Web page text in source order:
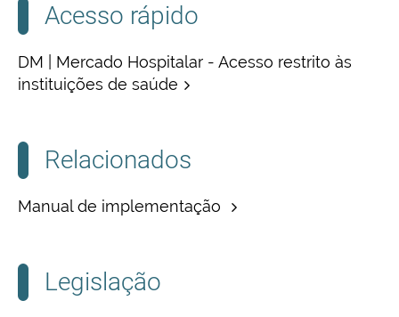
Acesso rápido
DM | Mercado Hospitalar - Acesso restrito às
instituições de saúde
Relacionados
Manual de implementação
Legislação